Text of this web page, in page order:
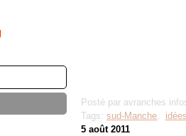
Posté par avranches
Tags: sud-Manche,
5 août 2011